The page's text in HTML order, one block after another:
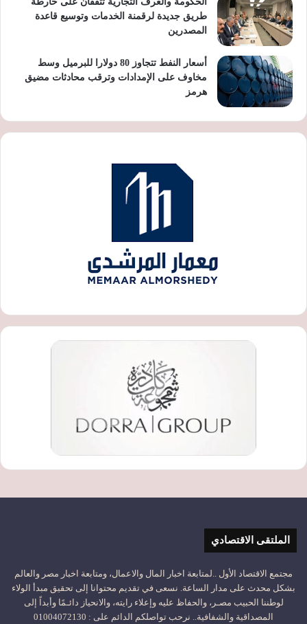
طريق جديدة لرقمنة الخدمات وتوسيع قاعدة
المصدرين
أسعار النفط تتجاوز 80 دولارا للبرميل وسط
مخاوف على الإمدادات وترقب محادثات مضيق
هرمز
الملتقى الاقتصادي
مجتمع الاقتصاد الأول ..لمتابعة اخبار المال والاعمال، ومتابعة اخبار مصر والعالم
بشكل محدث على مدار الساعة. نسعى في تقديم محتوانا إلى تحقيق مبدأ الولاء
لوطننا الحبيب مصـر، والحفاظ عليه وإعلاء رايته، والانحياز دائـمًا وأبداً إلى
المصداقية والشفافية.. نرحب تواصلكم الدائم على : 01004072130